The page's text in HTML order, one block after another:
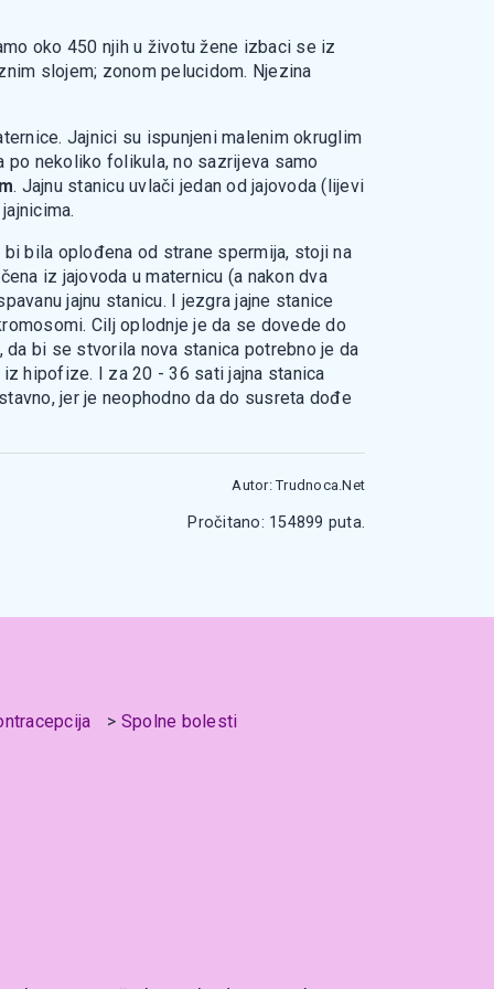
oko 450 njih u životu žene izbaci se iz
slojem; zonom pelucidom. Njezina
Jajnici su ispunjeni malenim okruglim
po nekoliko folikula, no sazrijeva samo
. Jajnu stanicu uvlači jedan od jajovoda (lijevi
bila oplođena od strane spermija, stoji na
iz jajovoda u maternicu (a nakon dva
jajnu stanicu. I jezgra jajne stanice
Cilj oplodnje je da se dovede do
bi se stvorila nova stanica potrebno je da
hipofize. I za 20 - 36 sati jajna stanica
jer je neophodno da do susreta dođe
Autor: Trudnoca.Net
Pročitano: 154899 puta.
Spolne bolesti